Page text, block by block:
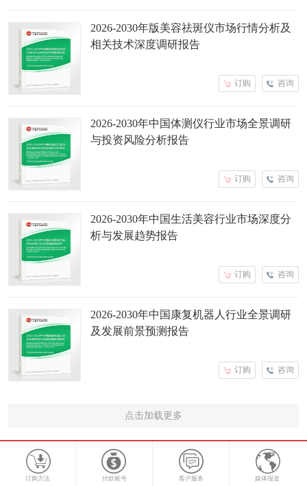
2026-2030年版美容祛斑仪市场行情分析及
相关技术深度调研报告
咨询
订购
2026-2030年中国体测仪行业市场全景调研
与投资风险分析报告
咨询
订购
2026-2030年中国生活美容行业市场深度分
析与发展趋势报告
咨询
订购
2026-2030年中国康复机器人行业全景调研
及发展前景预测报告
咨询
订购
点击加载更多
订购方法 付款账号 客户服务 媒体报道